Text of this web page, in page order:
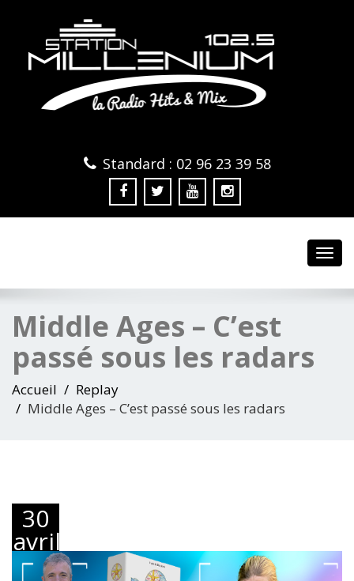
Standard : 02 96 23 39 58
Middle Ages – C’est
passé sous les radars
Accueil
Replay
Middle Ages – C’est passé sous les radars
30
avril
2024